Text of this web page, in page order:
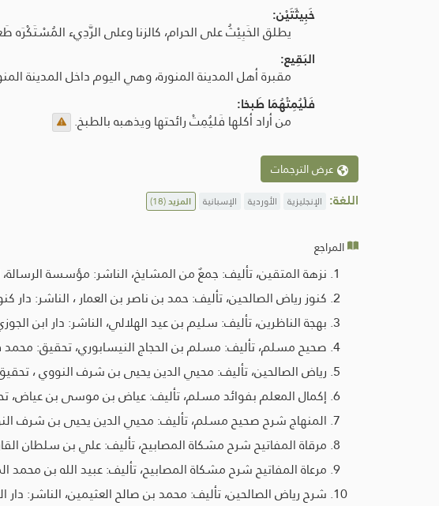
خَبِيثَتَيْن:
يطلق الخَبِيْثُ على الحرام، كالزنا وعلى الرَّدِيء المُسْتَكْرَه
البَقِيع:
مقبرة أهل المدينة المنورة، وهي اليوم داخل المدينة
فَلْيُمِتْهُمَا طَبخا:
من أراد أكلها فَليُمِتْ رائحتها ويذهبه بالطبخ.
عرض الترجمات
اللغة: الإنجليزية الأوردية الإسبانية المزيد(18)
المراجع
نزهة المتقين، تأليف: جمعٌ من المشايخ، الناشر: مؤسسة الرسالة، الطبعة الأولى: 1397 هـ
كنوز رياض الصالحين، تأليف: حمد بن ناصر بن العمار ، الناشر: دار كنوز
بهجة الناظرين، تأليف: سليم بن عيد الهلالي، الناشر: دار ابن الجوزي ، سنة
صحيح مسلم، تأليف: مسلم بن الحجاج النيسابوري، تحقيق: محمد
رياض الصالحين، تأليف: محيي الدين يحيى بن شرف النووي ، تحقيق: د.
إكمال المعلم بفوائد مسلم، تأليف: عياض بن موسى بن عياض، تحقيق:
المنهاج شرح صحيح مسلم، تأليف: محيي الدين يحيى بن شرف النووي،
مرقاة المفاتيح شرح مشكاة المصابيح، تأليف: علي بن سلطان القاري،
مرعاة المفاتيح شرح مشكاة المصابيح، تأليف: عبيد الله بن محمد
شرح رياض الصالحين، تأليف: محمد بن صالح العثيمين، الناشر: دار الوطن